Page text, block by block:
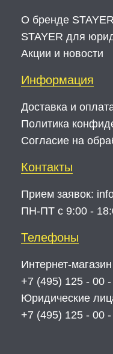
О бренде STAYER
STAYER для
Акции и новости
Информация
Доставка и
Политика
Согласие на
Контакты
Прием заявок:
ПН-ПТ с 9:00 -
Телефоны
Интернет-магазин
+7 (495) 125 - 00
Юридические
+7 (495) 125 - 00